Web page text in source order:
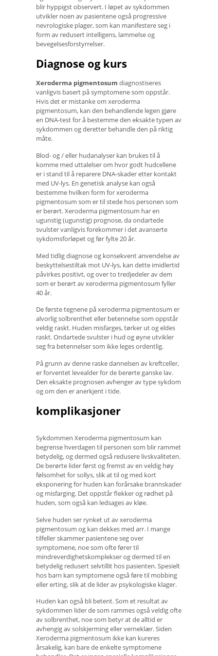
blir hyppigst observert. I løpet av sykdommen
utvikler noen av pasientene også progressive
nevrologiske plager, som kan manifestere seg i
form av redusert intelligens, lammelse og
bevegelsesforstyrrelser.
Diagnose og kurs
Xeroderma pigmentosum diagnostiseres
vanligvis basert på symptomene som oppstår.
Hvis det er mistanke om xeroderma
pigmentosum, kan den behandlende legen gjøre
en DNA-test for å bestemme den eksakte typen av
sykdommen og deretter behandle den på riktig
måte.
Blod- og / eller hudanalyser kan brukes til å
komme med uttalelser om hvor godt hudcellene
er i stand til å reparere DNA-skader etter kontakt
med UV-lys. En genetisk analyse kan også
bestemme hvilken form for xeroderma
pigmentosum som er til stede hos personen som
er berørt. Xeroderma pigmentosum har en
ugunstig (ugunstig) prognose, da ondartede
svulster vanligvis forekommer i det avanserte
sykdomsforløpet og før fylte 20 år.
Med tidlig diagnose og konsekvent anvendelse av
beskyttelsestiltak mot UV-lys, kan dette imidlertid
påvirkes positivt, og over to tredjedeler av dem
som er berørt av xeroderma pigmentosum fyller
40 år.
De første tegnene på xeroderma pigmentosum er
alvorlig solbrenthet eller betennelse som oppstår
veldig raskt. Huden misfarges, tørker ut og eldes
raskt. Ondartede svulster i hud og øyne utvikler
seg fra betennelser som ikke leges ordentlig.
På grunn av denne raske dannelsen av kreftceller,
er forventet levealder for de berørte ganske lav.
Den eksakte prognosen avhenger av type sykdom
og om den er anerkjent i tide.
komplikasjoner
Sykdommen Xeroderma pigmentosum kan
begrense hverdagen til personen som blir rammet
betydelig, og dermed også redusere livskvaliteten.
De berørte lider først og fremst av en veldig høy
følsomhet for sollys, slik at til og med kort
eksponering for huden kan forårsake brannskader
og misfarging. Det oppstår flekker og rødhet på
huden, som også kan ledsages av kløe.
Selve huden ser rynket ut av xeroderma
pigmentosum og kan dekkes med arr. I mange
tilfeller skammer pasientene seg over
symptomene, noe som ofte fører til
mindreverdighetskomplekser og dermed til en
betydelig redusert selvtillit hos pasienten. Spesielt
hos barn kan symptomene også føre til mobbing
eller erting, slik at de lider av psykologiske klager.
Huden kan også bli betent. Som et resultat av
sykdommen lider de som rammes også veldig ofte
av solbrenthet, noe som betyr at de alltid er
avhengig av solskjerming eller verneklær. Siden
Xeroderma pigmentosum ikke kan kureres
årsakelig, kan bare de enkelte symptomene